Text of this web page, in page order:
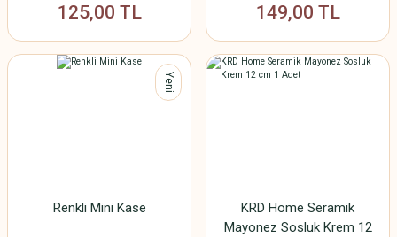
125,00 TL 149,00 TL
Yeni
Renkli Mini Kase
KRD Home Seramik
Mayonez Sosluk Krem 12